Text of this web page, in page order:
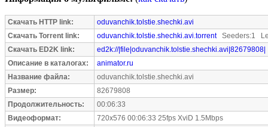
Скачать HTTP link:
oduvanchik.tolstie.shechki.avi
Скачать Torrent link:
oduvanchik.tolstie.shechki.avi.torrentSeeders:1
Скачать ED2K link:
ed2k://|file|oduvanchik.tolstie.shechki.avi|82679808|
Описание в каталогах:
animator.ru
Название файла:
oduvanchik.tolstie.shechki.avi
Размер:
82679808
Продолжительность:
00:06:33
Видеоформат:
720x576 00:06:33 25fps XviD 1.5Mbps